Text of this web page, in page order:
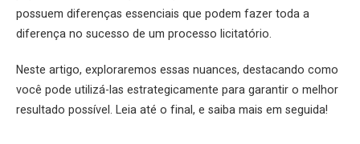
possuem diferenças essenciais que podem fazer toda a
diferença no sucesso de um processo licitatório.
Neste artigo, exploraremos essas nuances, destacando como
você pode utilizá-las estrategicamente para garantir o melhor
resultado possível. Leia até o final, e saiba mais em seguida!